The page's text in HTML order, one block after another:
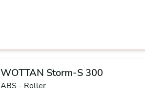
WOTTAN Storm-S 300
ABS - Roller